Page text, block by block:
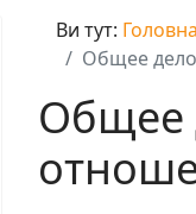
Ви тут: Головна
Общее
Общее